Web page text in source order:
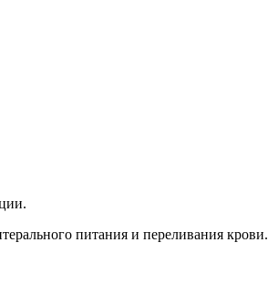
питания и переливания крови.